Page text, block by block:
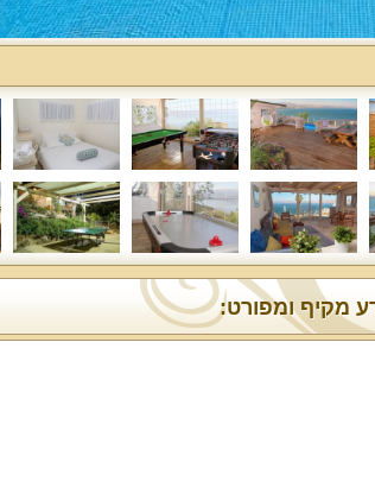
מקיף ומפורט: